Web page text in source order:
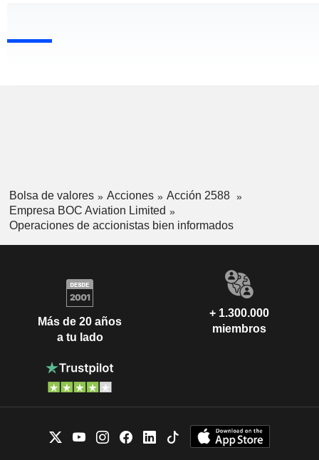
Bolsa de valores Acciones
Acción 2588
Empresa BOC Aviation Limited
Operaciones de accionistas bien informados
Más de 20 años
a tu lado
+ 1.300.000
miembros